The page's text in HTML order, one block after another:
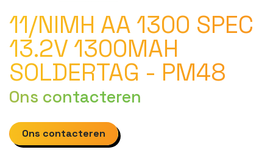
11/NIMH AA 1300 SPEC
13.2V 1300MAH
SOLDERTAG - PM48
Ons contacteren
Ons contacteren